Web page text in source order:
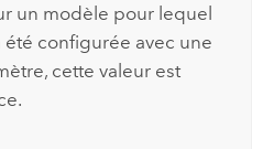
un modèle pour lequel
configurée avec une
cette valeur est